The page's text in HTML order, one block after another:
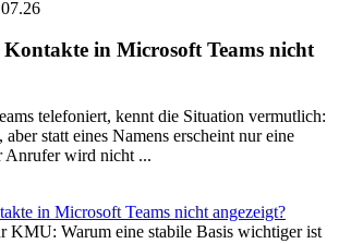
in Microsoft Teams nicht
telefoniert, kennt die Situation vermutlich:
statt eines Namens erscheint nur eine
Anrufer wird nicht ...
in Microsoft Teams nicht angezeigt?